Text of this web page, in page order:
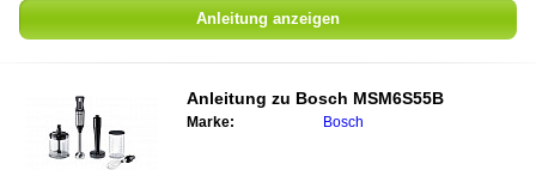
Anleitung anzeigen
Anleitung zu Bosch MSM6S55B
Marke: Bosch